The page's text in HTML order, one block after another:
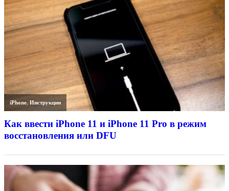
iPhone,Инструкции
Как ввести iPhone 11 и iPhone 11 Pro в режим
восстановления или DFU